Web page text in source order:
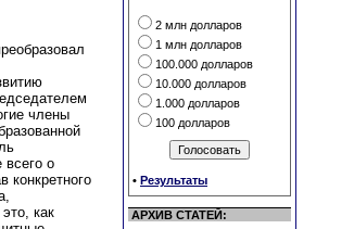
члены
всего о
конкретного
как
2 млн долларов
1 млн долларов
100.000 долларов
10.000 долларов
1.000 долларов
100 долларов
• Результаты
АРХИВ СТАТЕЙ: